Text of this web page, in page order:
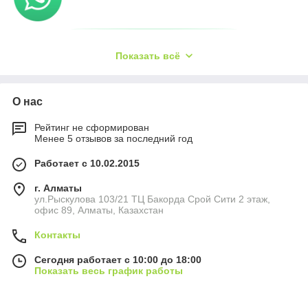
Показать всё
О нас
Рейтинг не сформирован
Менее 5 отзывов за последний год
Работает с 10.02.2015
г. Алматы
ул.Рыскулова 103/21 ТЦ Бакорда Срой Сити 2 этаж,
офис 89, Алматы, Казахстан
Контакты
Сегодня работает с 10:00 до 18:00
Показать весь график работы